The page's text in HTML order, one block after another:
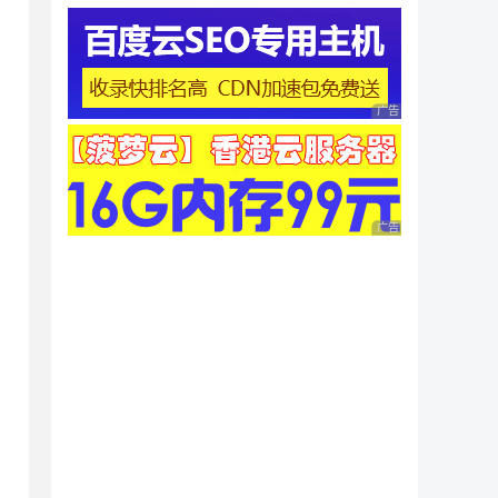
广告 商业广告，理性
广告 商业广告，理性